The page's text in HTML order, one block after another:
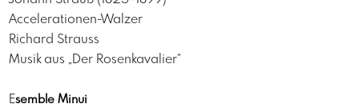
Accelerationen-Walzer
Richard Strauss
Musik aus „Der Rosenkavalier“
Esemble Minui